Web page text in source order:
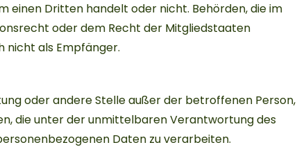
einen Dritten handelt oder nicht. Behörden, die im
oder dem Recht der Mitgliedstaaten
nicht als Empfänger.
oder andere Stelle außer der betroffenen Person,
die unter der unmittelbaren Verantwortung des
Daten zu verarbeiten.